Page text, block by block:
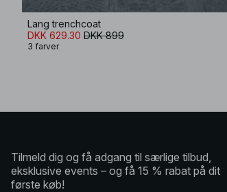
Lang trenchcoat
DKK 629.30 DKK 899
3 farver
Tilmeld dig og få adgang til særlige tilbud,
eksklusive events – og få 15 % rabat på dit
første køb!